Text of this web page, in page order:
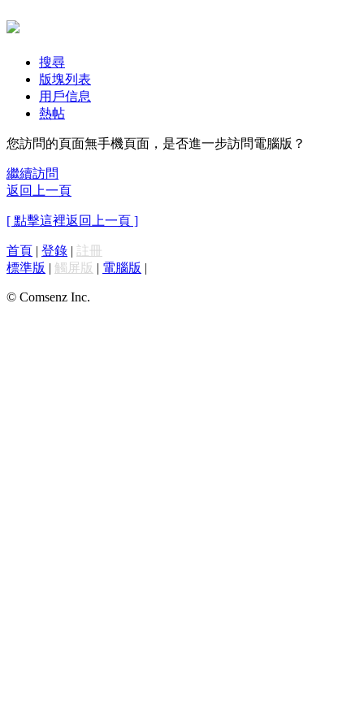
搜尋
版塊列表
用戶信息
熱帖
您訪問的頁面無手機頁面，是否進一步訪問電腦版？
繼續訪問
返回上一頁
[ 點擊這裡返回上一頁 ]
首頁 | 登錄 | 註冊
標準版 | 觸屏版 | 電腦版 |
© Comsenz Inc.